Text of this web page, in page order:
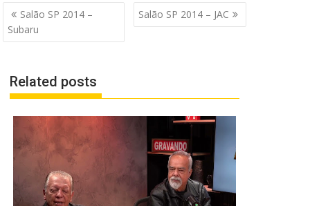
Navegação
de
Post
Salão SP 2014 –
Subaru
Salão SP 2014 – JAC
Related posts